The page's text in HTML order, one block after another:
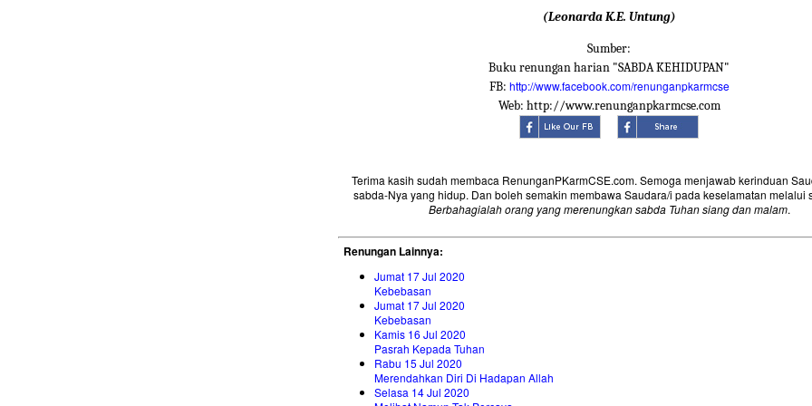
(Leonarda K.E. Untung)
Sumber:
Buku renungan harian "SABDA KEHIDUPAN"
FB: http://www.facebook.com/renunganpkarmcse
Web: http://www.renunganpkarmcse.com
Terima kasih sudah membaca RenunganPKarmCSE.com. Semoga menjawab kerinduan
sabda-Nya yang hidup. Dan boleh semakin membawa Saudara/i pada keselamatan melalui
Berbahagialah orang yang merenungkan sabda Tuhan siang dan malam.
Renungan Lainnya:
Jumat 17 Jul 2020
Kebebasan
Jumat 17 Jul 2020
Kebebasan
Kamis 16 Jul 2020
Pasrah Kepada Tuhan
Rabu 15 Jul 2020
Merendahkan Diri Di Hadapan Allah
Selasa 14 Jul 2020